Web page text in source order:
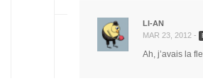
LI-AN
MAR 23, 2012 -
Ah, j’avais la